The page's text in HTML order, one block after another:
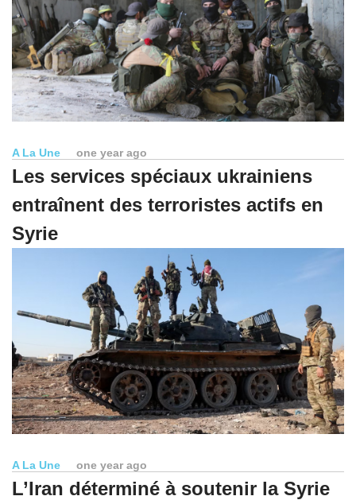
A La Une one year ago
Les services spéciaux ukrainiens
entraînent des terroristes actifs en
Syrie
A La Une one year ago
L’Iran déterminé à soutenir la Syrie